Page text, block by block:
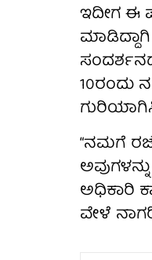
ಇದೀಗ ಈ
10ರಂದು
“ನಮಗೆ
ಅಧಿಕಾರಿ
ವೇಳೆ